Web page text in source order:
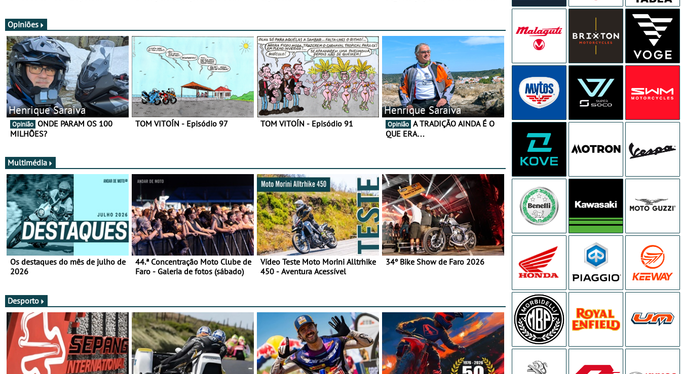
Opiniões
Henrique Saraiva
Opinião
MILHÕES?
TOM VITOÍN - Episódio 97 TOM VITOÍN - Episódio 91
Henrique Saraiva
Opinião
QUE ERA…
Multimédia
Os destaques do mês de julho de
2026
44.ª Concentração Moto Clube de
Faro - Galeria de fotos (sábado)
Vídeo Teste Moto Morini Alltrhike
450 - Aventura Acessível
34º Bike Show de Faro 2026
Desporto